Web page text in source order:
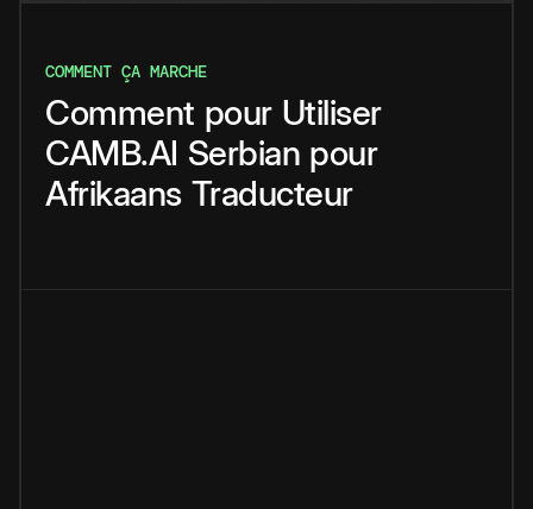
COMMENT ÇA MARCHE
Comment pour Utiliser
CAMB.AI Serbian pour
Afrikaans Traducteur